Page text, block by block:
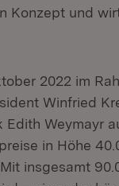
Konzept und
2022 im
Winfried
Weymayr
in Höhe
insgesamt